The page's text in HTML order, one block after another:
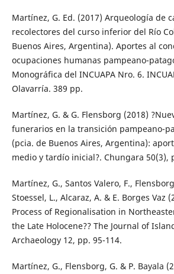
Martínez, G. Ed. (2017) Arqueología de
recolectores del curso inferior del Río
Buenos Aires, Argentina). Aportes al
ocupaciones humanas pampeano-
Monográfica del INCUAPA Nro. 6.
Olavarría. 389 pp.
Martínez, G. & G. Flensborg (2018)
funerarios en la transición pampeano-
(pcia. de Buenos Aires, Argentina):
medio y tardío inicial?. Chungara 50(3),
Martínez, G., Santos Valero, F.,
Stoessel, L., Alcaraz, A. & E. Borges Vaz
Process of Regionalisation in
the Late Holocene?? The Journal of
Archaeology 12, pp. 95-114.
Martínez, G., Flensborg, G. & P. Bayala